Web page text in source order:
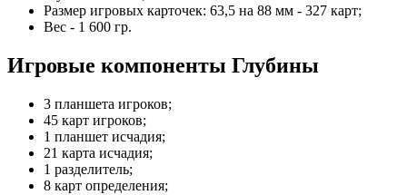
Размер игровых карточек: 63,5 на 88 мм - 327 карт;
Вес - 1 600 гр.
Игровые компоненты Глубины
3 планшета игроков;
45 карт игроков;
1 планшет исчадия;
21 карта исчадия;
1 разделитель;
8 карт определения;